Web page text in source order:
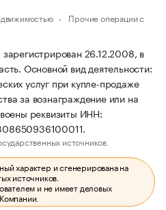
Прочие операции с
26.12.2008, в
Основной вид деятельности:
услуг при купле-продаже
за вознаграждение или на
реквизиты ИНН:
источников.
характер и сгенерирована на
источников.
и не имеет деловых